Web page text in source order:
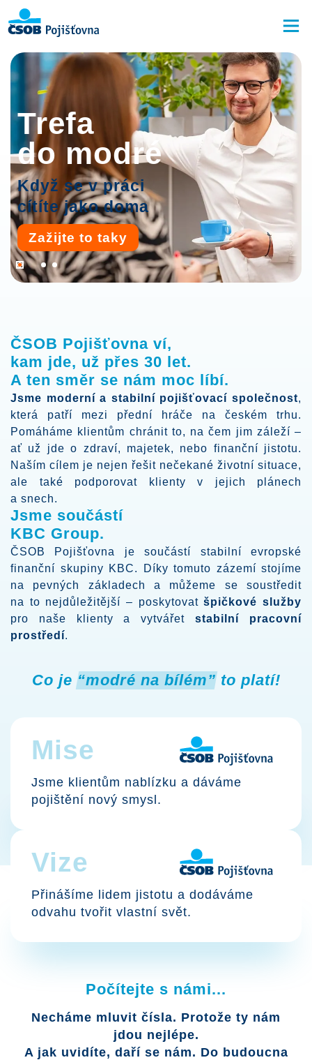
Trefa
do modré
Když se v práci
cítíte jako doma
Zažijte to taky
ČSOB Pojišťovna ví,
kam jde, už přes 30 let.
A ten směr se nám moc líbí.
Jsme moderní a stabilní pojišťovací společnost,
která patří mezi přední hráče na českém trhu.
Pomáháme klientům chránit to, na čem jim záleží –
ať už jde o zdraví, majetek, nebo finanční jistotu.
Naším cílem je nejen řešit nečekané životní situace,
ale také podporovat klienty v jejich plánech
a snech.
Jsme součástí
KBC Group.
ČSOB Pojišťovna je součástí stabilní evropské
finanční skupiny KBC. Díky tomuto zázemí stojíme
na pevných základech a můžeme se soustředit
na to nejdůležitější – poskytovatšpičkové služby
pro naše klienty a vytvářetstabilní pracovní
prostředí.
Co je“modré na bílém”to platí!
Mise
Jsme klientům nablízku a dáváme
pojištění nový smysl.
Vize
Přinášíme lidem jistotu a dodáváme
odvahu tvořit vlastní svět.
Počítejte s námi...
Necháme mluvit čísla. Protože ty nám
jdou nejlépe.
A jak uvidíte, daří se nám. Do budoucna